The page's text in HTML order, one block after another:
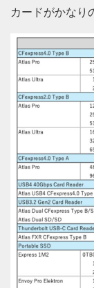
カードがかなり